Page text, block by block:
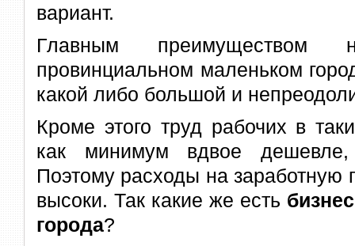
вариант.
Главным преимуществом
провинциальном маленьком
какой либо большой и
Кроме этого труд рабочих в
как минимум вдвое
Поэтому расходы на заработную
высоки. Так какие же есть
города?